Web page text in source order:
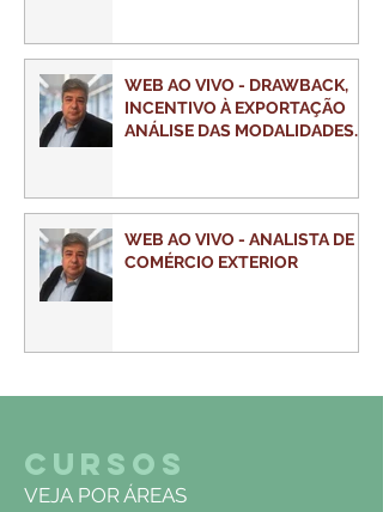
WEB AO VIVO - DRAWBACK,
INCENTIVO À EXPORTAÇÃO
ANÁLISE DAS MODALIDADES
WEB AO VIVO - ANALISTA DE
COMÉRCIO EXTERIOR
CURSOS
VEJA POR ÁREAS